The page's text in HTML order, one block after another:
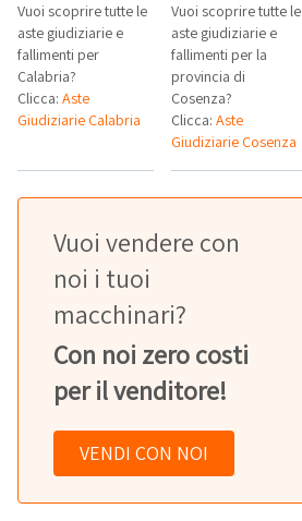
Vuoi scoprire tutte le
aste giudiziarie e
fallimenti per
Calabria?
Clicca: Aste
Giudiziarie Calabria
Vuoi scoprire tutte le
aste giudiziarie e
fallimenti per la
provincia di
Cosenza?
Clicca:Aste
Giudiziarie Cosenza
Vuoi vendere con
noi i tuoi
macchinari?
Con noi zero costi
per il venditore!
VENDI CON NOI